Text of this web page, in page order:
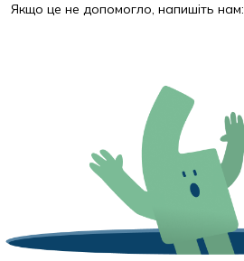
Якщо це не допомогло, напишіть нам: